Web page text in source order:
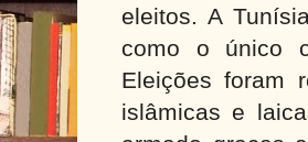
eleitos. A
como o único
Eleições foram
islâmicas e